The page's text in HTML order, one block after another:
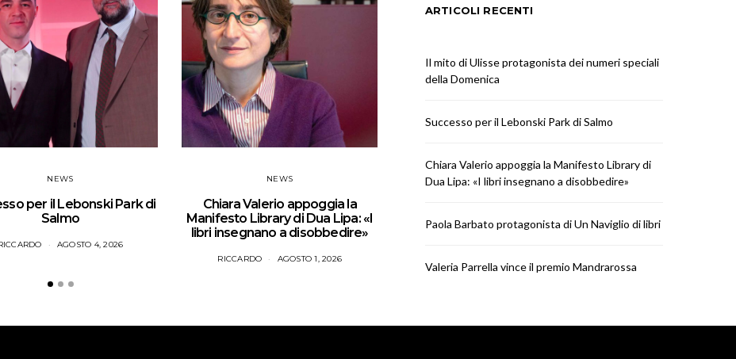
NEWS
per il Lebonski Park di
Salmo
AGOSTO 4, 2026
NEWS
Chiara Valerio appoggia la
Manifesto Library di Dua Lipa: «I
libri insegnano a disobbedire»
RICCARDO AGOSTO 1, 2026
NEWS
Un Naviglio di libri
ARTICOLI RECENTI
Il mito di Ulisse protagonista dei numeri speciali
della Domenica
Successo per il Lebonski Park di Salmo
Chiara Valerio appoggia la Manifesto Library di
Dua Lipa: «I libri insegnano a disobbedire»
Paola Barbato protagonista di Un Naviglio di libri
Valeria Parrella vince il premio Mandrarossa